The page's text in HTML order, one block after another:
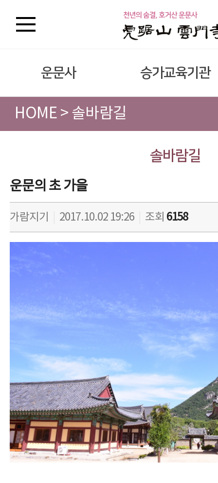
운문사 승가교육기관
HOME > 솔바람길
솔바람길
운문의 초 가을
가람지기 2017.10.02 19:26 조회 6158